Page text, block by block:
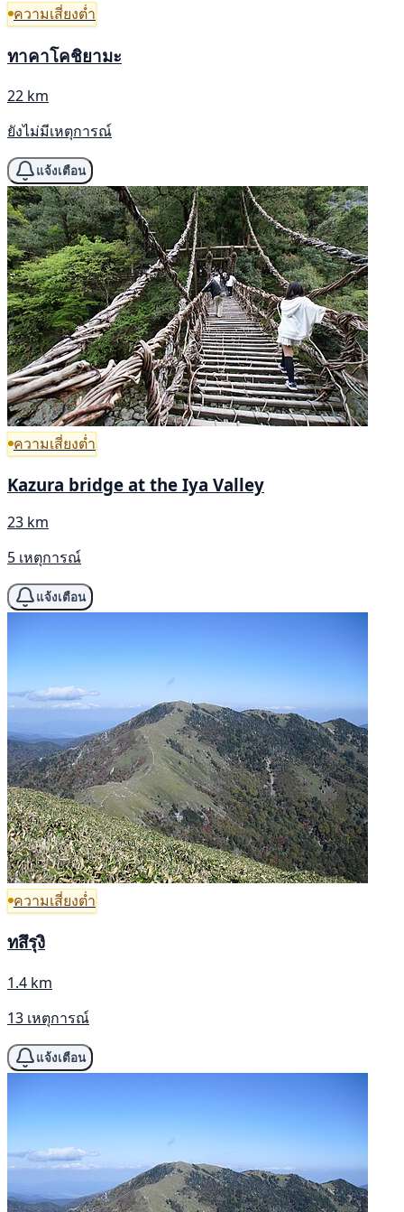
ความเสี่ยงต่ำ
ทาคาโคชิยามะ
22 km
ยังไม่มีเหตุการณ์
แจ้งเตือน
ความเสี่ยงต่ำ
Kazura bridge at the Iya Valley
23 km
5 เหตุการณ์
แจ้งเตือน
ความเสี่ยงต่ำ
ทสึรุงิ
1.4 km
13 เหตุการณ์
แจ้งเตือน